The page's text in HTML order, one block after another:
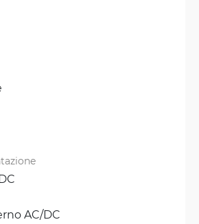
AC/DC